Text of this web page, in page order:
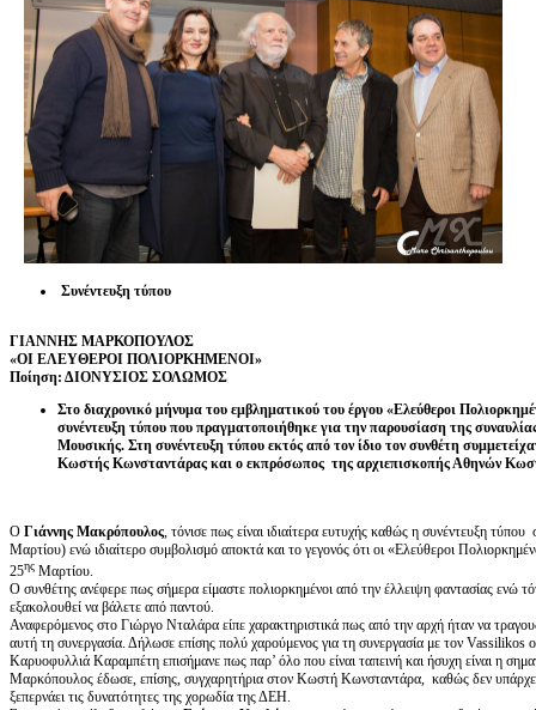
Συνέντευξη τύπου
ΓΙΑΝΝΗΣ ΜΑΡΚΟΠΟΥΛΟΣ
«ΟΙ ΕΛΕΥΘΕΡΟΙ ΠΟΛΙΟΡΚΗΜΕΝΟΙ»
Ποίηση: ΔΙΟΝΥΣΙΟΣ ΣΟΛΩΜΟΣ
Στο διαχρονικό μήνυμα του εμβληματικού του έργου «Ελεύθεροι
συνέντευξη τύπου που πραγματοποιήθηκε για την παρουσίαση της
Μουσικής. Στη συνέντευξη τύπου εκτός από τον ίδιο τον συνθέτη
Κωστής Κωνσταντάρας και ο εκπρόσωπος της αρχιεπισκοπής Αθηνών
Ο Γιάννης Μακρόπουλος, τόνισε πως είναι ιδιαίτερα ευτυχής καθώς η συνέντευξη
Μαρτίου) ενώ ιδιαίτερο συμβολισμό αποκτά και το γεγονός ότι οι «Ελεύθεροι
25ης Μαρτίου.
Ο συνθέτης ανέφερε πως σήμερα είμαστε πολιορκημένοι από την έλλειψη φαντασίας ενώ
εξακολουθεί να βάλετε από παντού.
Αναφερόμενος στο Γιώργο Νταλάρα είπε χαρακτηριστικά πως από την αρχή ήταν να
αυτή τη συνεργασία. Δήλωσε επίσης πολύ χαρούμενος για τη συνεργασία με τον Vassilikos
Καρυοφυλλιά Καραμπέτη επισήμανε πως παρ’ όλο που είναι ταπεινή και ήσυχη είναι η
Μαρκόπουλος έδωσε, επίσης, συγχαρητήρια στον Κωστή Κωνσταντάρα, καθώς δεν
ξεπερνάει τις δυνατότητες της χορωδία της ΔΕΗ.